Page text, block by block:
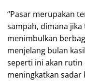
“Pasar merupakan
sampah, dimana
menimbulkan
menjelang bulan
seperti ini akan rutin
meningkatkan sadar